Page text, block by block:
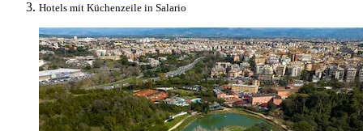
Hotels mit Küchenzeile in Salario